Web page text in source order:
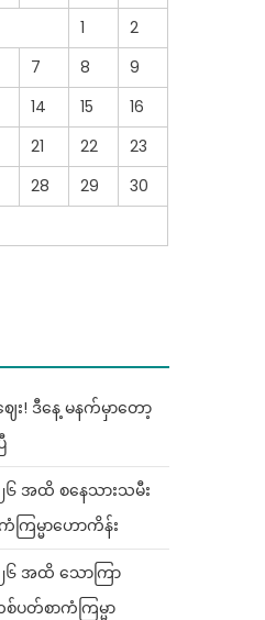
1
2
7 8
9
14 15
16
21 22
23
28 29
30
း! ဒီနေ့ မနက်မှာတော့
၂၆ အထိ စနေသားသမီး
ြမ္မာဟောကိန်း
၂၆ အထိ သောကြာ
ပတ်စာကံကြမ္မာ